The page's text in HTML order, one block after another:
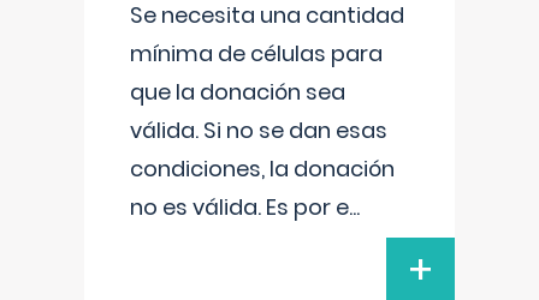
Se necesita una cantidad
mínima de células para
que la donación sea
válida. Si no se dan esas
condiciones, la donación
no es válida. Es por e...
+